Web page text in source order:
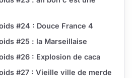
#24 : Douce France 4
#25 : la Marseillaise
#26 : Explosion de caca
#27 : Vieille ville de merde